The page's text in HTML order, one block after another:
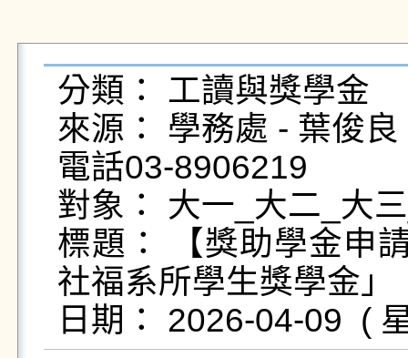
分類： 工讀與獎學金
來源： 學務處 - 葉俊
電話03-8906219
對象： 大一_大二_大
標題： 【獎助學金申
社福系所學生獎學金」